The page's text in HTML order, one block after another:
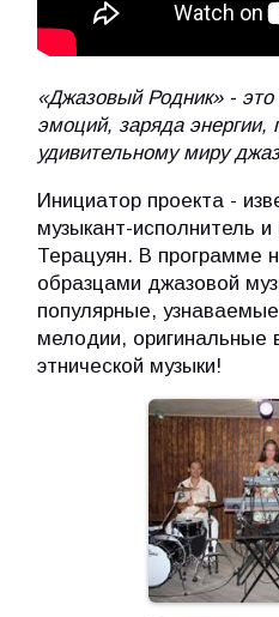
«Джазовый Родник» -
эмоций, заряда энергии,
удивительному миру
Инициатор проекта -
музыкант-исполнитель
Терацуян. В программе
образцами джазовой
популярные,
мелодии, оригинальные
этнической музыки!